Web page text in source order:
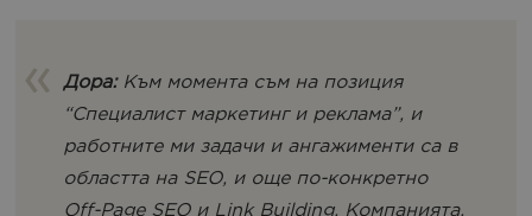
Дора:Към момента съм на позиция
“Специалист маркетинг и реклама”, и
работните ми задачи и ангажименти са в
областта на SEO, и още по-конкретно